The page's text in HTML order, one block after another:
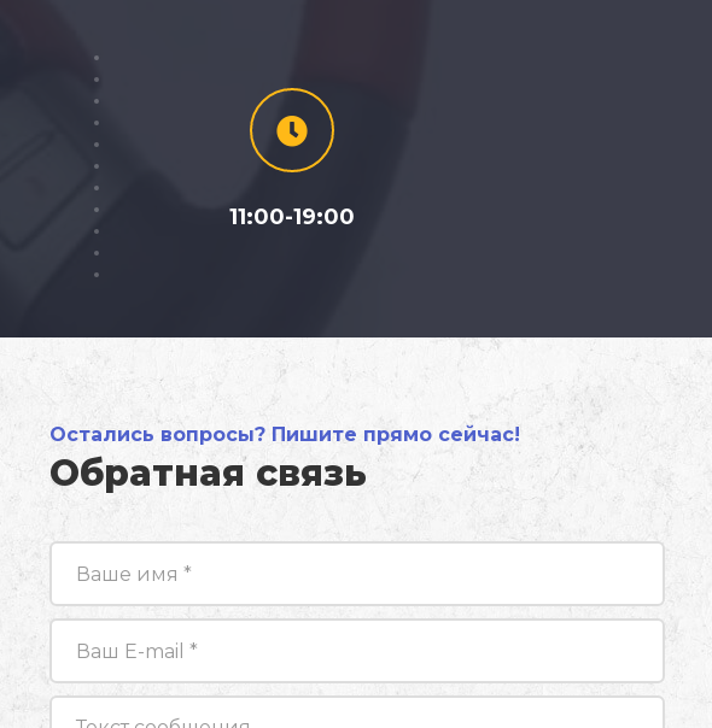
11:00-19:00
Остались вопросы? Пишите прямо сейчас!
Обратная связь